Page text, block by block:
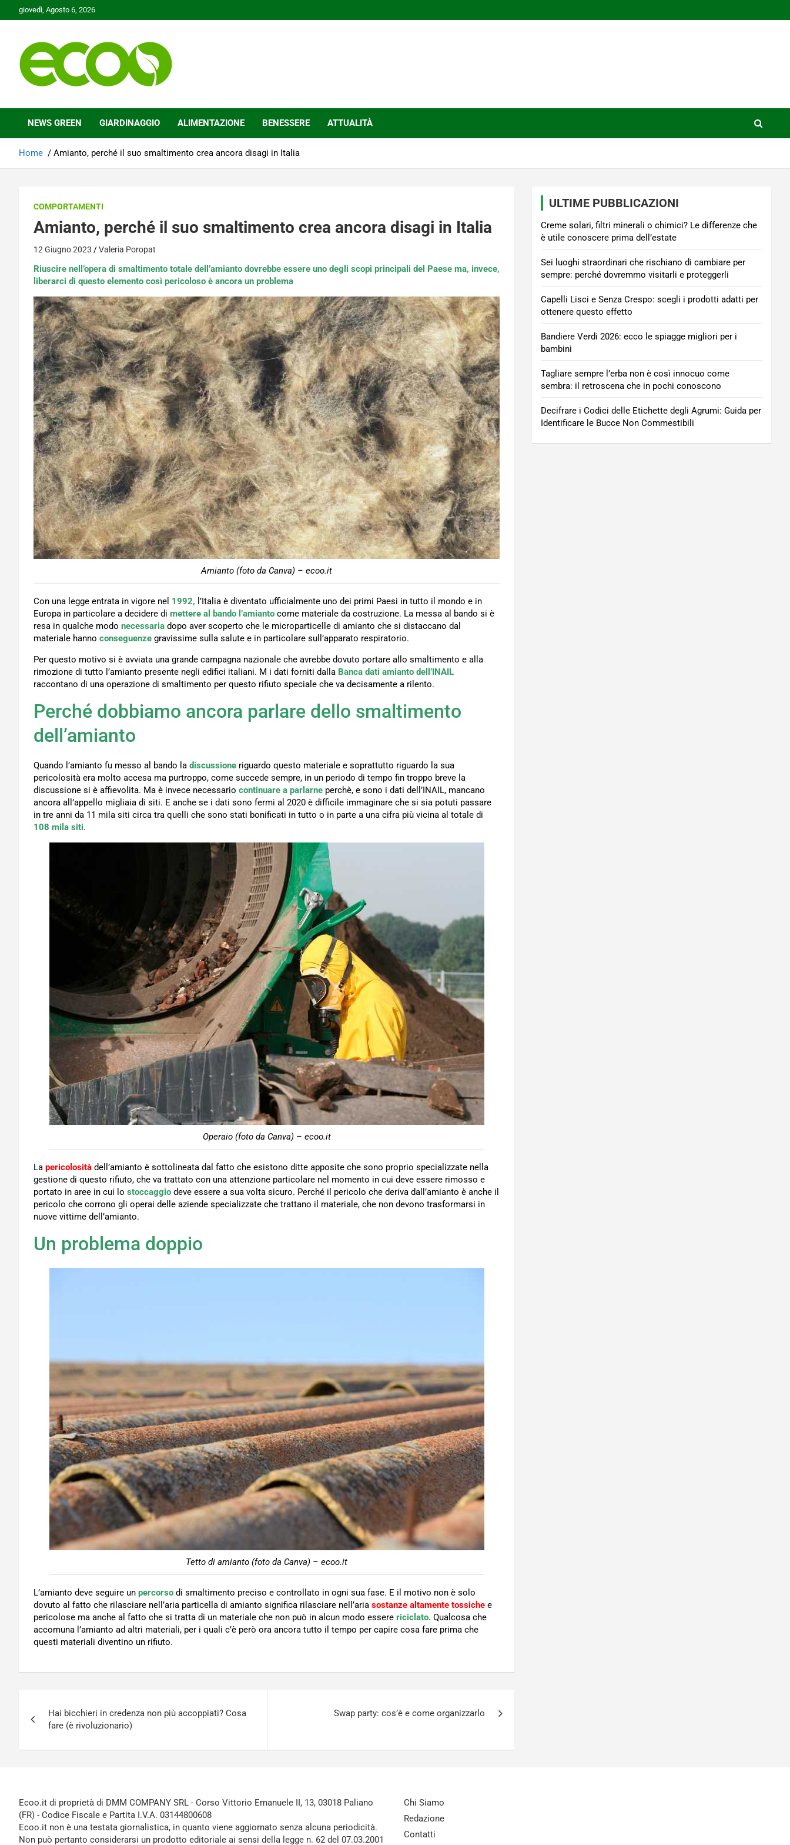
to
giovedì, Agosto 6, 2026
Ecoo.it
NEWS GREEN GIARDINAGGIO ALIMENTAZIONE BENESSERE ATTUALITÀ
Home Amianto, perché il suo smaltimento crea ancora disagi in Italia
COMPORTAMENTI
Amianto, perché il suo smaltimento crea ancora disagi in Italia
12 Giugno 2023 Valeria Poropat
Riuscire nell’opera di smaltimento totale dell’amianto dovrebbe essere uno degli scopi principali del Paese ma, invece,
liberarci di questo elemento così pericoloso è ancora un problema
Amianto (foto da Canva) – ecoo.it
Con una legge entrata in vigore nel 1992, l’Italia è diventato ufficialmente uno dei primi Paesi in tutto il mondo e in
Europa in particolare a decidere di mettere al bando l’amianto come materiale da costruzione. La messa al bando si è
resa in qualche modo necessaria dopo aver scoperto che le microparticelle di amianto che si distaccano dal
materiale hanno conseguenze gravissime sulla salute e in particolare sull’apparato respiratorio.
Per questo motivo si è avviata una grande campagna nazionale che avrebbe dovuto portare allo smaltimento e alla
rimozione di tutto l’amianto presente negli edifici italiani. M i dati forniti dalla Banca dati amianto dell’INAIL
raccontano di una operazione di smaltimento per questo rifiuto speciale che va decisamente a rilento.
Perché dobbiamo ancora parlare dello smaltimento
dell’amianto
Quando l’amianto fu messo al bando la discussione riguardo questo materiale e soprattutto riguardo la sua
pericolosità era molto accesa ma purtroppo, come succede sempre, in un periodo di tempo fin troppo breve la
discussione si è affievolita. Ma è invece necessario continuare a parlarne perchè, e sono i dati dell’INAIL, mancano
ancora all’appello migliaia di siti. E anche se i dati sono fermi al 2020 è difficile immaginare che si sia potuti passare
in tre anni da 11 mila siti circa tra quelli che sono stati bonificati in tutto o in parte a una cifra più vicina al totale di
108 mila siti.
Operaio (foto da Canva) – ecoo.it
La pericolosità dell’amianto è sottolineata dal fatto che esistono ditte apposite che sono proprio specializzate nella
gestione di questo rifiuto, che va trattato con una attenzione particolare nel momento in cui deve essere rimosso e
portato in aree in cui lo stoccaggio deve essere a sua volta sicuro. Perché il pericolo che deriva dall’amianto è anche il
pericolo che corrono gli operai delle aziende specializzate che trattano il materiale, che non devono trasformarsi in
nuove vittime dell’amianto.
Un problema doppio
Tetto di amianto (foto da Canva) – ecoo.it
L’amianto deve seguire un percorso di smaltimento preciso e controllato in ogni sua fase. E il motivo non è solo
dovuto al fatto che rilasciare nell’aria particella di amianto significa rilasciare nell’aria sostanze altamente tossiche e
pericolose ma anche al fatto che si tratta di un materiale che non può in alcun modo essere riciclato. Qualcosa che
accomuna l’amianto ad altri materiali, per i quali c’è però ora ancora tutto il tempo per capire cosa fare prima che
questi materiali diventino un rifiuto.
articoli
Hai bicchieri in credenza non più accoppiati? Cosa
fare (è rivoluzionario)
Swap party: cos’è e come organizzarlo
ULTIME PUBBLICAZIONI
Creme solari, filtri minerali o chimici? Le differenze che
è utile conoscere prima dell’estate
Sei luoghi straordinari che rischiano di cambiare per
sempre: perché dovremmo visitarli e proteggerli
Capelli Lisci e Senza Crespo: scegli i prodotti adatti per
ottenere questo effetto
Bandiere Verdi 2026: ecco le spiagge migliori per i
bambini
Tagliare sempre l’erba non è così innocuo come
sembra: il retroscena che in pochi conoscono
Decifrare i Codici delle Etichette degli Agrumi: Guida per
Identificare le Bucce Non Commestibili
Ecoo.it di proprietà di DMM COMPANY SRL - Corso Vittorio Emanuele II, 13, 03018 Paliano
(FR) - Codice Fiscale e Partita I.V.A. 03144800608
Ecoo.it non è una testata giornalistica, in quanto viene aggiornato senza alcuna periodicità.
Non può pertanto considerarsi un prodotto editoriale ai sensi della legge n. 62 del 07.03.2001
Chi Siamo
Redazione
Contatti